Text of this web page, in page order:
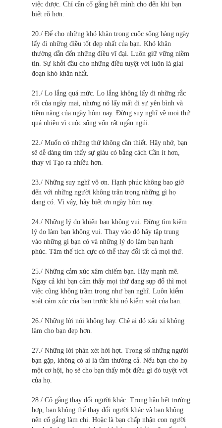
việc được. Chỉ cần cố gắng hết mình cho đến khi bạn
biết rõ hơn.
20./ Để cho những khó khăn trong cuộc sống hàng ngày
lấy đi những điều tốt đẹp nhất của bạn. Khó khăn
thường dẫn đến những điều vĩ đại. Luôn giữ vững niềm
tin. Sự khởi đầu cho những điều tuyệt vời luôn là giai
đoạn khó khăn nhất.
21./ Lo lắng quá mức. Lo lắng không lấy đi những rắc
rối của ngày mai, nhưng nó lấy mất đi sự yên bình và
tiềm năng của ngày hôm nay. Đừng suy nghĩ về mọi thứ
quá nhiều vì cuộc sống vốn rất ngắn ngủi.
22./ Muốn có những thứ không cần thiết. Hãy nhớ, bạn
sẽ dễ dàng tìm thấy sự giàu có bằng cách Cần ít hơn,
thay vì Tạo ra nhiều hơn.
23./ Những suy nghĩ vô ơn. Hạnh phúc không bao giờ
đến với những người không trân trọng những gì họ
đang có. Vì vậy, hãy biết ơn ngày hôm nay.
24./ Những lý do khiến bạn không vui. Đừng tìm kiếm
lý do làm bạn không vui. Thay vào đó hãy tập trung
vào những gì bạn có và những lý do làm bạn hạnh
phúc. Tâm thế tích cực có thể thay đổi tất cả mọi thứ.
25./ Những cảm xúc xâm chiếm bạn. Hãy mạnh mẽ.
Ngay cả khi bạn cảm thấy mọi thứ đang sụp đổ thì mọi
việc cũng không trầm trọng như bạn nghĩ. Luôn kiểm
soát cảm xúc của bạn trước khi nó kiểm soát của bạn.
26./ Những lời nói không hay. Chê ai đó xấu xí không
làm cho bạn đẹp hơn.
27./ Những lời phán xét hời hợt. Trong số những người
bạn gặp, không có ai là tầm thường cả. Nếu bạn cho họ
một cơ hội, họ sẽ cho bạn thấy một điều gì đó tuyệt vời
của họ.
28./ Cố gắng thay đổi người khác. Trong hầu hết trường
hợp, bạn không thể thay đổi người khác và bạn không
nên cố gắng làm chi. Hoặc là bạn chấp nhận con người